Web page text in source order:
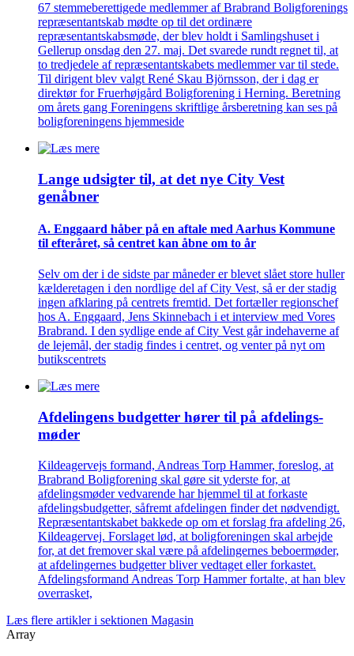
67 stemmeberettigede medlemmer af Brabrand Boligforenings
repræsentantskab mødte op til det ordinære
repræsentantskabsmøde, der blev holdt i Samlingshuset i
Gellerup onsdag den 27. maj. Det svarede rundt regnet til, at
to tredjedele af repræsentantskabets medlemmer var til stede.
Til dirigent blev valgt René Skau Björnsson, der i dag er
direktør for Fruerhøjgård Boligforening i Herning. Beretning
om årets gang Foreningens skriftlige årsberetning kan ses på
boligforeningens hjemmeside
Lange udsigter til, at det nye City Vest
genåbner
A. Enggaard håber på en aftale med Aarhus Kommune
til efteråret, så centret kan åbne om to år
Selv om der i de sidste par måneder er blevet slået store huller
kælderetagen i den nordlige del af City Vest, så er der stadig
ingen afklaring på centrets fremtid. Det fortæller regionschef
hos A. Enggaard, Jens Skinnebach i et interview med Vores
Brabrand. I den sydlige ende af City Vest går indehaverne af
de lejemål, der stadig findes i centret, og venter på nyt om
butikscentrets
Afdelingens budgetter hører til på afdelings­
møder
Kildeagervejs formand, Andreas Torp Hammer, foreslog, at
Brabrand Boligforening skal gøre sit yderste for, at
afdelingsmøder vedvarende har hjemmel til at forkaste
afdelingsbudgetter, såfremt afdelingen finder det nødvendigt.
Repræsentantskabet bakkede op om et forslag fra afdeling 26,
Kildeagervej. Forslaget lød, at boligforeningen skal arbejde
for, at det fremover skal være på afdelingernes beboermøder,
at afdelingernes budgetter bliver vedtaget eller forkastet.
Afdelingsformand Andreas Torp Hammer fortalte, at han blev
overrasket,
Læs flere artikler i sektionen Magasin
Array